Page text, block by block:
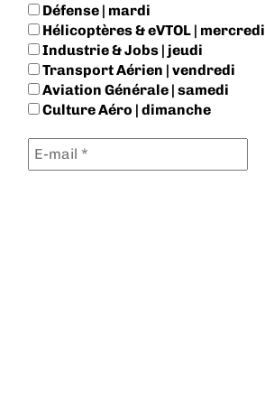
Défense | mardi
Hélicoptères & eVTOL | mercredi
Industrie & Jobs | jeudi
Transport Aérien | vendredi
Aviation Générale | samedi
Culture Aéro | dimanche